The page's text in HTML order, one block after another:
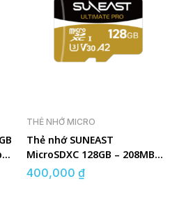
THẺ NHỚ MICRO
Thẻ nhớ SUNEAST
MicroSDXC 128GB – 208MB/s
UHS-I V30 GOLD Series
400,000 ₫